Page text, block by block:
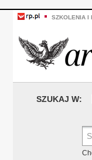
SZKOLENIA I
SZUKAJ W: